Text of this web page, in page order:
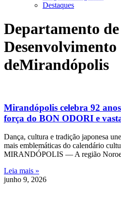
Destaques
Departamento de
Desenvolvimento
deMirandópolis
Mirandópolis celebra 92
força do BON ODORI e
Dança, cultura e tradição japonesa
mais emblemáticas do calendário
MIRANDÓPOLIS — A região
Leia mais »
junho 9, 2026